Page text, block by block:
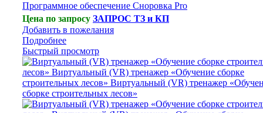
Программное обеспечение Сноровка Pro
Цена по запросуЗАПРОС ТЗ и КП
Добавить в пожелания
Подробнее
Быстрый просмотр